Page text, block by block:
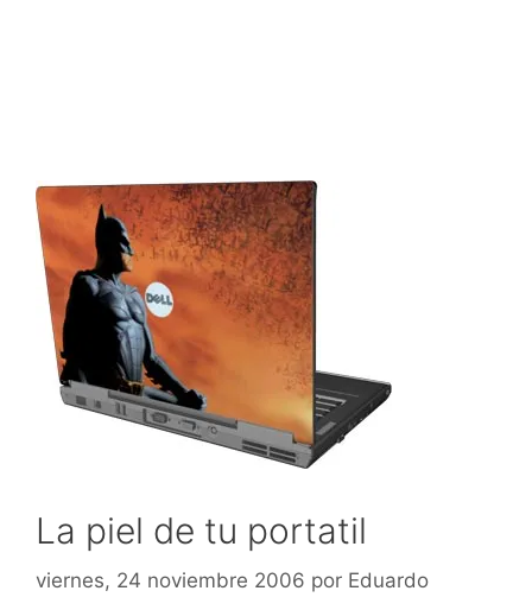
La piel de tu portatil
viernes, 24 noviembre 2006 por Eduardo